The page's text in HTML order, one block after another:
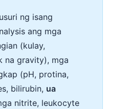
ng isang
ang mga
(kulay,
na gravity), mga
(pH, protina,
bilirubin, ua
nitrite, leukocyte